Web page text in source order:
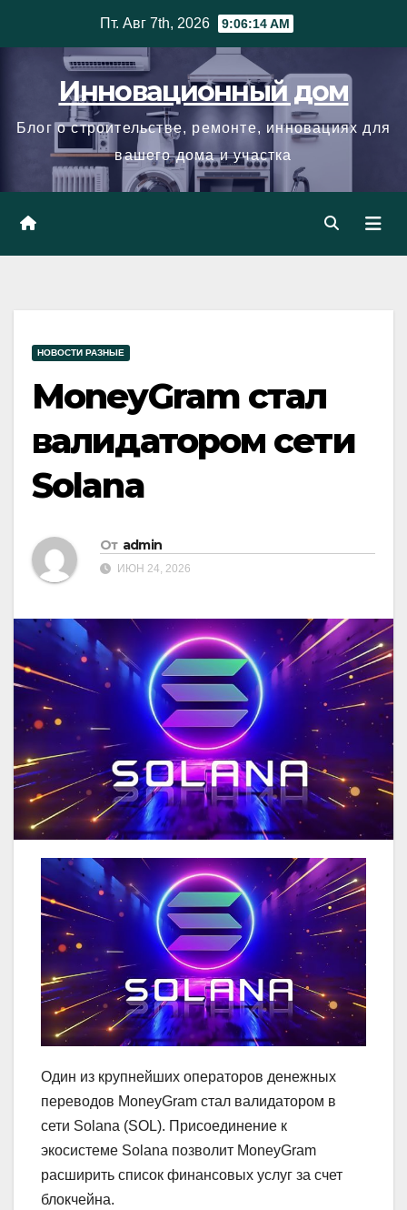
Пт. Авг 7th, 2026 9:06:15 AM
Инновационный дом
Блог о строительстве, ремонте, инновациях для
вашего дома и участка
НОВОСТИ РАЗНЫЕ
MoneyGram стал
валидатором сети
Solana
От admin
ИЮН 24, 2026
Один из крупнейших операторов денежных
переводов MoneyGram стал валидатором в
сети Solana (SOL). Присоединение к
экосистеме Solana позволит MoneyGram
расширить список финансовых услуг за счет
блокчейна.